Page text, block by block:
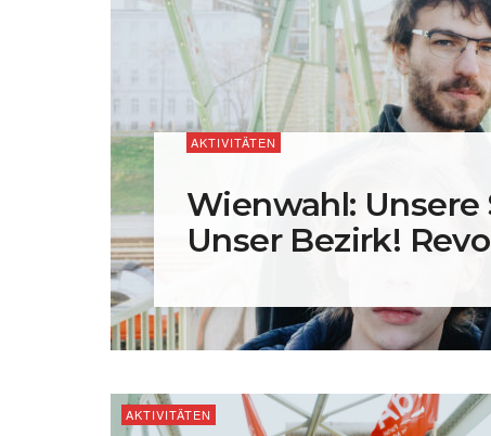
AKTIVITÄTEN
Wienwahl: Unsere
Unser Bezirk!
AKTIVITÄTEN